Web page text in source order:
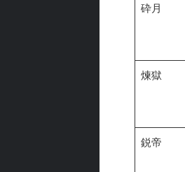
砕月
煉獄
鋭帝